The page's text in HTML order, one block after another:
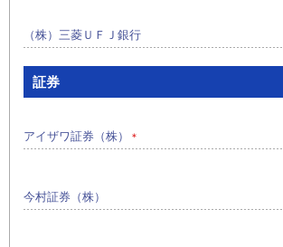
（株）三菱ＵＦＪ銀行
証券
アイザワ証券（株） ＊
今村証券（株）